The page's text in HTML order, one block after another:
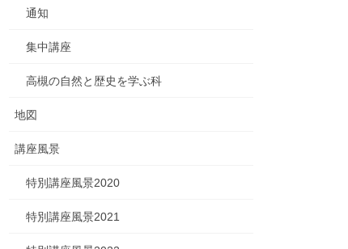
通知
集中講座
高槻の自然と歴史を学ぶ科
地図
講座風景
特別講座風景2020
特別講座風景2021